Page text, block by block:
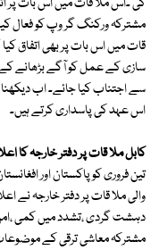
مشترکہ ورکنگ گر وپ کو فعال
قات میں اس بات پر بھی اتفاق
سازی کے عمل کو آگے بڑھانے
سے اجتناب کیا جائے۔ اب
اس عہد کی پاسداری کرتے ہیں۔
کابل ملا قات پر دفتر خارجہ کا
تین فروری کو پاکستان اور
والی ملا قات پر دفتر خارجہ نے
دہشت گردی ،تشدد میں کمی
مشترکہ معاشی ترقی کے